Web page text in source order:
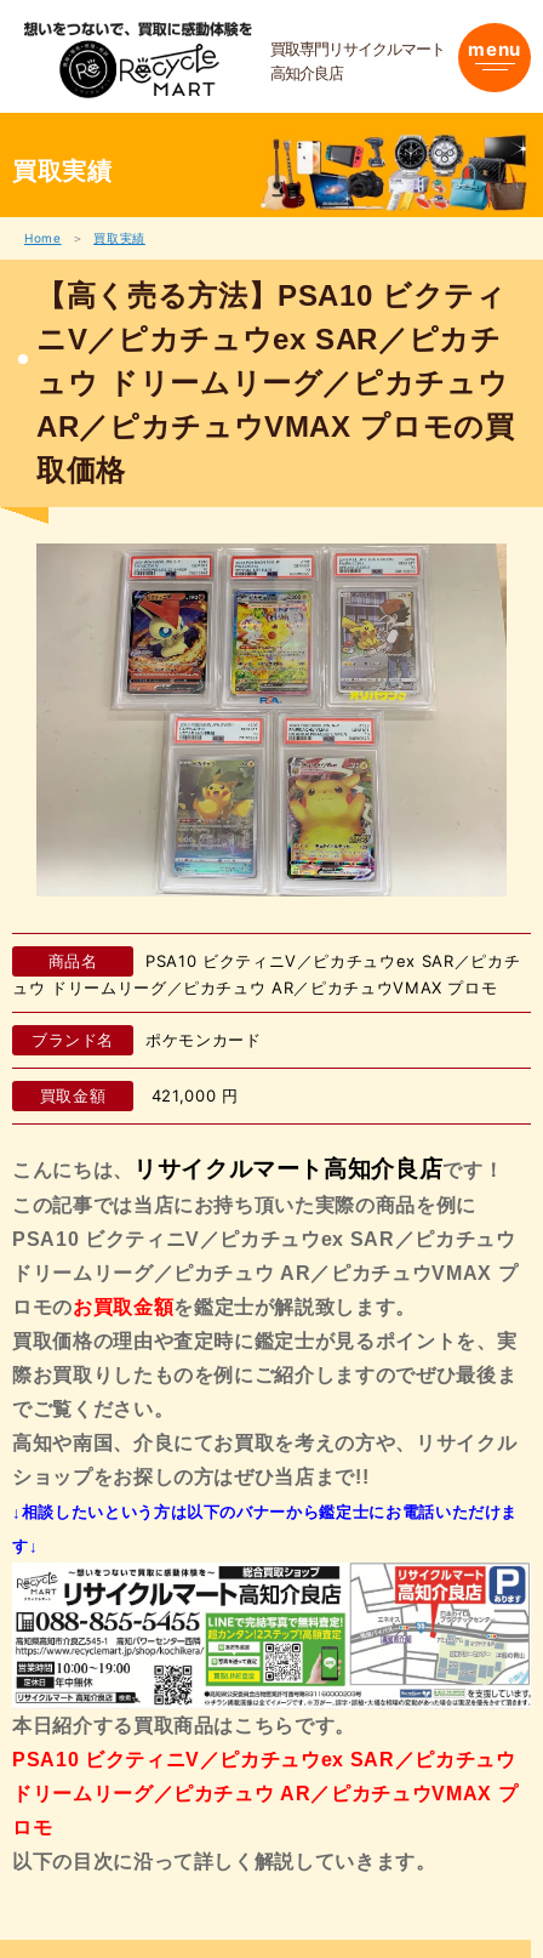
買取専門リサイクルマート
高知介良店
menu
買取実績
Home 買取実績
【高く売る方法】PSA10 ビクティ
ニV／ピカチュウex SAR／ピカチ
ュウ ドリームリーグ／ピカチュウ
AR／ピカチュウVMAX プロモの買
取価格
商品名
PSA10 ビクティニV／ピカチュウex SAR／ピカチ
ュウ ドリームリーグ／ピカチュウ AR／ピカチュウVMAX プロモ
ブランド名 ポケモンカード
買取金額 421,000 円
こんにちは、 リサイクルマート高知介良店です！
この記事では当店にお持ち頂いた実際の商品を例に
PSA10 ビクティニV／ピカチュウex SAR／ピカチュウ
ドリームリーグ／ピカチュウ AR／ピカチュウVMAX プ
ロモのお買取金額を鑑定士が解説致します。
買取価格の理由や査定時に鑑定士が見るポイントを、実
際お買取りしたものを例にご紹介しますのでぜひ最後ま
でご覧ください。
高知や南国、介良にてお買取を考えの方や、リサイクル
ショップをお探しの方はぜひ当店まで!!
↓相談したいという方は以下のバナーから鑑定士にお電話いただけま
す↓
本日紹介する買取商品はこちらです。
PSA10 ビクティニV／ピカチュウex SAR／ピカチュウ
ドリームリーグ／ピカチュウ AR／ピカチュウVMAX プ
ロモ
以下の目次に沿って詳しく解説していきます。